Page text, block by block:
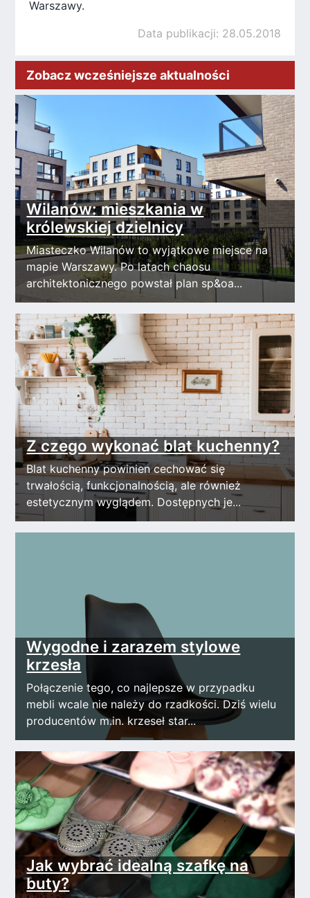
Warszawy.
Data publikacji: 28.05.2018
Zobacz wcześniejsze aktualności
Wilanów: mieszkania w
królewskiej dzielnicy
Miasteczko Wilanów to wyjątkowe miejsce na
mapie Warszawy. Po latach chaosu
architektonicznego powstał plan sp&oa...
Z czego wykonać blat kuchenny?
Blat kuchenny powinien cechować się
trwałością, funkcjonalnością, ale również
estetycznym wyglądem. Dostępnych je...
Wygodne i zarazem stylowe
krzesła
Połączenie tego, co najlepsze w przypadku
mebli wcale nie należy do rzadkości. Dziś wielu
producentów m.in. krzeseł star...
Jak wybrać idealną szafkę na
buty?